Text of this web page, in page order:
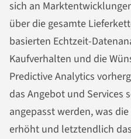
sich an
über die gesamte
basierten Echtzeit-
Kaufverhalten und die
Predictive Analytics
das Angebot und Services
angepasst werden, was
erhöht und letztendlich